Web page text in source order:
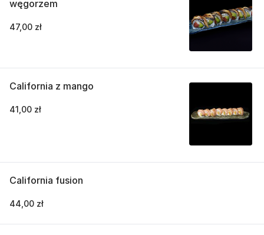
węgorzem
47,00 zł
California z mango
41,00 zł
California fusion
44,00 zł